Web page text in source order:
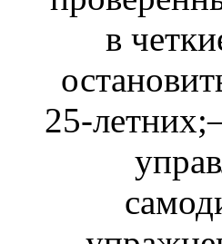
в
25-